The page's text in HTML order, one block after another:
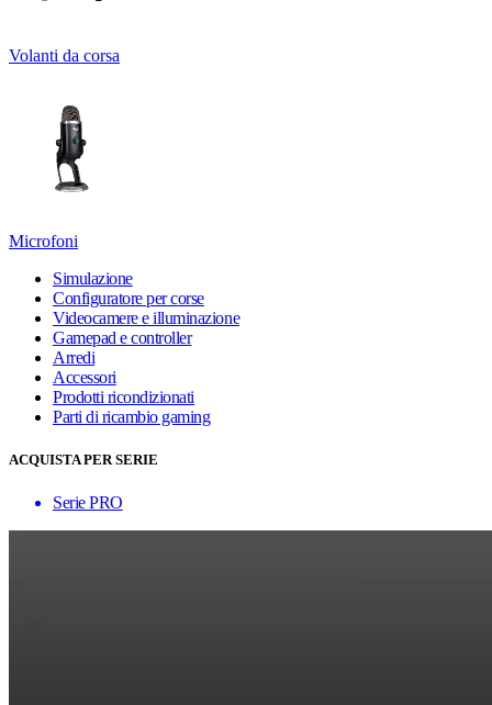
Volanti da corsa
Microfoni
Simulazione
Configuratore per corse
Videocamere e illuminazione
Gamepad e controller
Arredi
Accessori
Prodotti ricondizionati
Parti di ricambio gaming
ACQUISTA PER SERIE
Serie PRO